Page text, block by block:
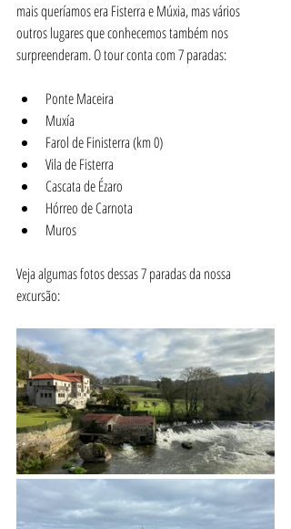
mais queríamos era Fisterra e Múxia, mas vários
outros lugares que conhecemos também nos
surpreenderam. O tour conta com 7 paradas:
Ponte Maceira
Muxía
Farol de Finisterra (km 0)
Vila de Fisterra
Cascata de Ézaro
Hórreo de Carnota
Muros
Veja algumas fotos dessas 7 paradas da nossa
excursão: